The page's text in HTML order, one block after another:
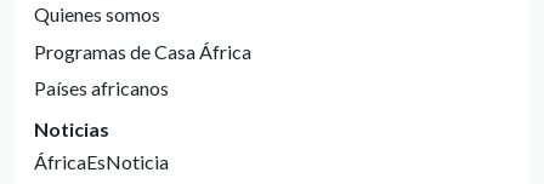
Quienes somos
Programas de Casa África
Países africanos
Noticias
ÁfricaEsNoticia